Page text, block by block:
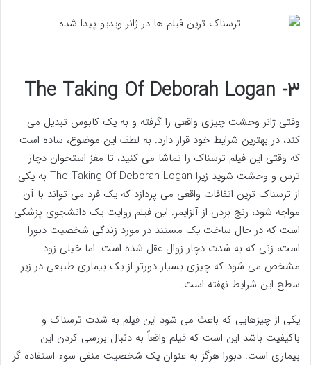
۳- The Taking Of Deborah Logan
وقتی ژانر وحشت چیزی واقعی را گرفته و به یک کابوس تبدیل می
کند، در بهترین شرایط خود قرار دارد. به لطف این موضوع، ساده است
که وقتی این فیلم ترسناک را تماشا می کنید، تا مغز استخوان دچار
ترس و وحشت شوید زیرا The Taking Of Deborah Logan به یکی
از ترسناک ترین اتفاقات واقعی می پردازد که یک فرد می تواند با آن
مواجه شود، رنج بردن از آلزایمر. این فیلم روایت یک دانشجوی پزشکی
است که در حال ساخت یک مستند در مورد زندگی شخصیت دبورا
است، زنی که به شدت دچار زوال عقل شده است. اما خیلی زود
مشخص می شود که چیزی بسیار دورتر از یک بیماری طبیعی در زیر
سطح این شرایط نهفته است.
یکی از چیزهایی که باعث می شود این فیلم به شدت ترسناک و
باکیفیت باشد این است که فیلم واقعاً به دنبال بررسی کردن این
بیماری است. دبورا هرگز به عنوان یک شخصیت منفی سوء استفاده گر